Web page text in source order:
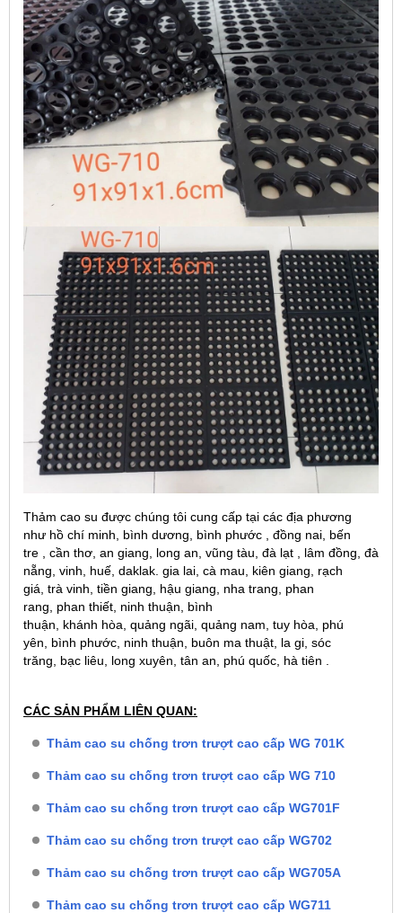
Thảm cao su được chúng tôi cung cấp tại các địa phương
như hồ chí minh, bình dương, bình phước , đồng nai, bến
tre , cần thơ, an giang, long an, vũng tàu, đà lạt , lâm đồng, đà
nẵng, vinh, huế, daklak. gia lai, cà mau, kiên giang, rạch
giá, trà vinh, tiền giang, hậu giang, nha trang, phan
rang, phan thiết, ninh thuận, bình
thuận, khánh hòa, quảng ngãi, quảng nam, tuy hòa, phú
yên, bình phước, ninh thuận, buôn ma thuật, la gi, sóc
trăng, bạc liêu, long xuyên, tân an, phú quốc, hà tiên .
CÁC SẢN PHẨM LIÊN QUAN:
Thảm cao su chống trơn trượt cao cấp WG 701K
Thảm cao su chống trơn trượt cao cấp WG 710
Thảm cao su chống trơn trượt cao cấp WG701F
Thảm cao su chống trơn trượt cao cấp WG702
Thảm cao su chống trơn trượt cao cấp WG705A
Thảm cao su chống trơn trượt cao cấp WG711